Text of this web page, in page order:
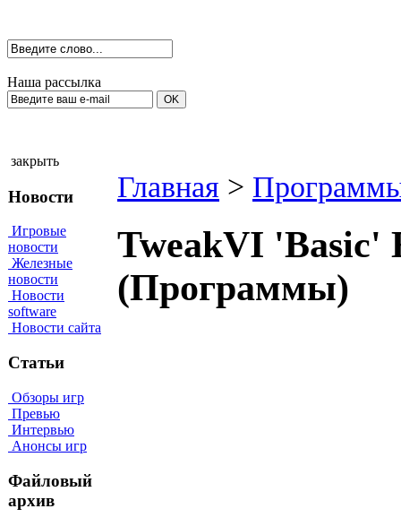
Наша рассылка
закрыть
Новости
Игровые
новости
Железные
новости
Новости
software
Новости сайта
Статьи
Обзоры игр
Превью
Интервью
Анонсы игр
Файловый
архив
Главная >
TweakVI 'Basic'
(Программы)